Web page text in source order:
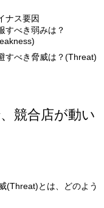
ナス要因
すべき弱みは？
すべき脅威は？(Threat)
競合店が動い
(Threat)とは、どのよう